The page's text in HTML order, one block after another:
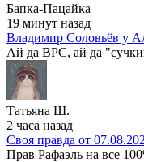
Бапка-Пацайка
19 минут назад
Владимир Соловьёв у
Ай да ВРС, ай да
Татьяна Ш.
2 часа назад
Своя правда от
Прав Рафаэль на все